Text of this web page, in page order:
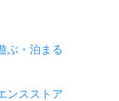
ぶ・泊まる
ンスストア